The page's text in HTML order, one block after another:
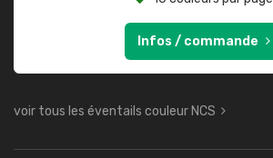
Infos / commande
voir tous les éventails couleur NCS